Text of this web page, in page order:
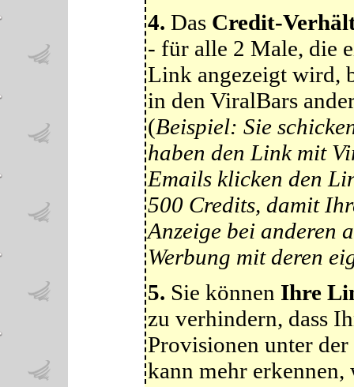
4. Das Credit-
- für alle 2 Male, die
Link angezeigt wird,
in den ViralBars
(Beispiel: Sie
haben den Link mit
Emails klicken den
500 Credits, damit
Anzeige bei anderen
Werbung mit deren
5. Sie können Ihre
zu verhindern, dass
Provisionen unter
kann mehr